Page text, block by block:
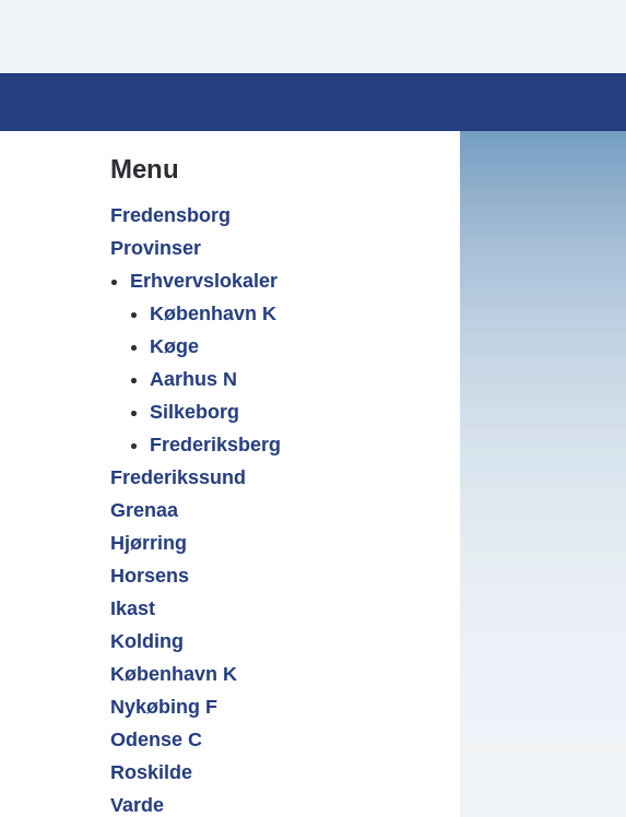
Menu
Fredensborg
Provinser
Erhvervslokaler
København K
Køge
Aarhus N
Silkeborg
Frederiksberg
Frederikssund
Grenaa
Hjørring
Horsens
Ikast
Kolding
København K
Nykøbing F
Odense C
Roskilde
Varde